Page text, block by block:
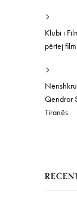
Klubi i
përtej
Qendror
Tiranës.